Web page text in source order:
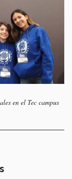
en el Tec campus